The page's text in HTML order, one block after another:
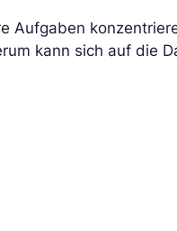
Aufgaben
kann sich auf die